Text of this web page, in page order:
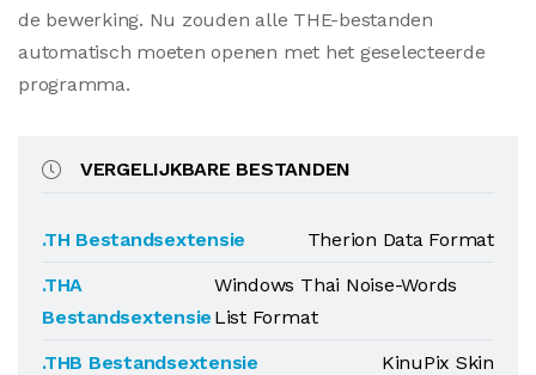
de bewerking. Nu zouden alle THE-bestanden
automatisch moeten openen met het geselecteerde
programma.
VERGELIJKBARE BESTANDEN
.TH Bestandsextensie
Therion Data Format
.THA
Bestandsextensie
Windows Thai Noise-Words
List Format
.THB Bestandsextensie
KinuPix Skin